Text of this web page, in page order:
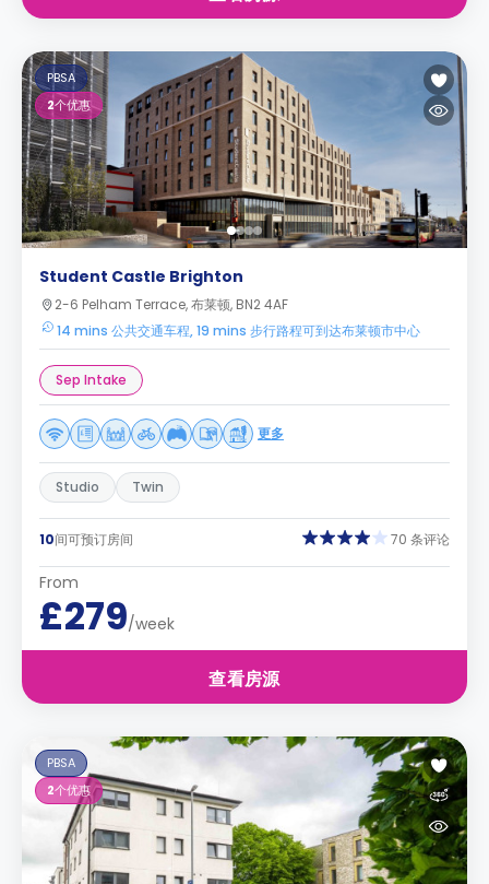
PBSA
2个优惠
Student Castle Brighton
2-6 Pelham Terrace, 布莱顿, BN2 4AF
14 mins 公共交通车程, 19 mins 步行路程可到达布莱顿市中心
Sep Intake
更多
Studio Twin
10间可预订房间 70 条评论
From
£279/week
查看房源
PBSA
2个优惠